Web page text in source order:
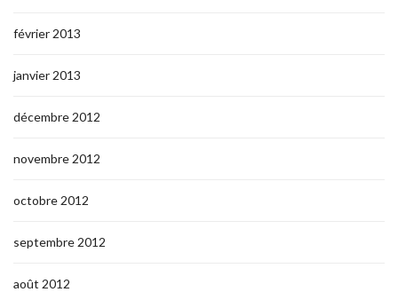
février 2013
janvier 2013
décembre 2012
novembre 2012
octobre 2012
septembre 2012
août 2012